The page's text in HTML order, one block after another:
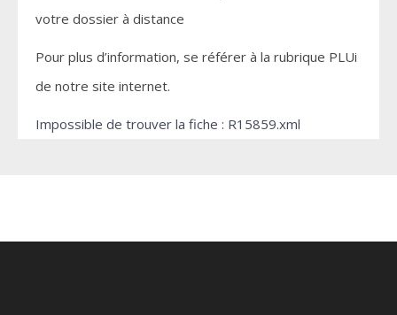
votre dossier à distance
Pour plus d’information, se référer à la rubrique PLUi
de notre site internet.
Impossible de trouver la fiche : R15859.xml